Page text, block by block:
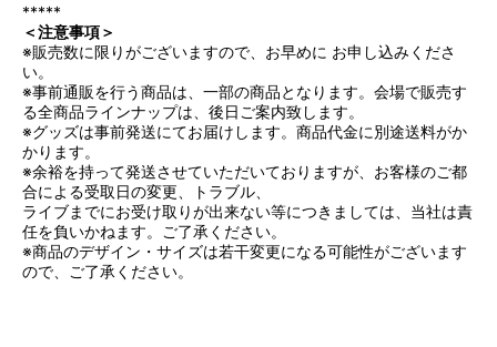
*****
＜注意事項＞
※販売数に限りがございますので、お早めに お申し込みくださ
い。
※事前通販を行う商品は、一部の商品となります。会場で販売す
る全商品ラインナップは、後日ご案内致します。
※グッズは事前発送にてお届けします。商品代金に別途送料がか
かります。
※余裕を持って発送させていただいておりますが、お客様のご都
合による受取日の変更、トラブル、
ライブまでにお受け取りが出来ない等につきましては、当社は責
任を負いかねます。ご了承ください。
※商品のデザイン・サイズは若干変更になる可能性がございます
ので、ご了承ください。